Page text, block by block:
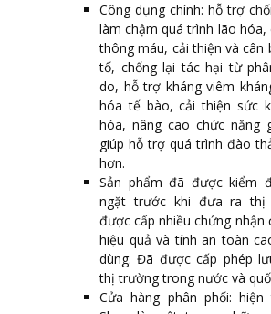
Công dụng chính: hỗ trợ
làm chậm quá trình lão hóa,
thông máu, cải thiện và cân
tố, chống lại tác hại từ
do, hỗ trợ kháng viêm
hóa tế bào, cải thiện sức
hóa, nâng cao chức năng
giúp hỗ trợ quá trình đào
hơn.
Sản phẩm đã được kiểm
ngặt trước khi đưa ra thị
được cấp nhiều chứng nhận
hiệu quả và tính an toàn
dùng. Đã được cấp phép
thị trường trong nước và
Cửa hàng phân phối: hiện